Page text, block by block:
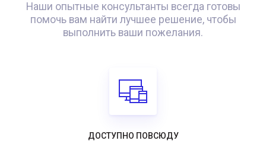
Наши опытные консультанты всегда готовы
помочь вам найти лучшее решение, чтобы
выполнить ваши пожелания.
ДОСТУПНО ПОВСЮДУ